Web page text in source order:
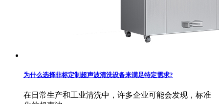
为什么选择非标定制超声波清洗设备来满足特定需求?
在日常生产和工业清洗中，许多企业可能会发现，标准